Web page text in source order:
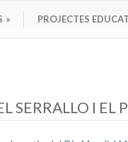
» PROJECTES
SERRALLO I